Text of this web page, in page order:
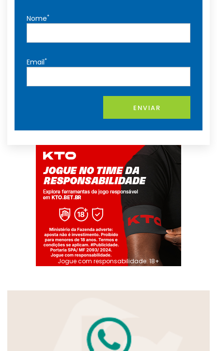
Nome*
Email*
ENVIAR
Jogue com responsabilidade. 18+